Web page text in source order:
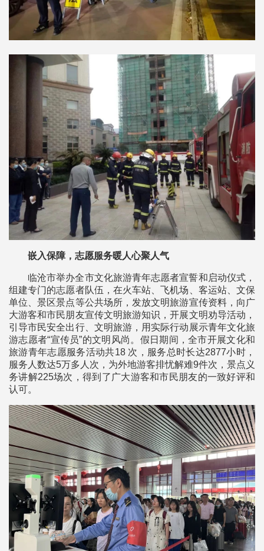
嵌入保障，志愿服务暖人心聚人气
临沧市举办全市文化旅游青年志愿者宣誓和启动仪式，
组建专门的志愿者队伍，在火车站、飞机场、客运站、文保
单位、景区景点等公共场所，发放文明旅游宣传资料，向广
大游客和市民朋友宣传文明旅游知识，开展文明劝导活动，
引导市民安全出行、文明旅游，用实际行动展示青年文化旅
游志愿者“宣传员”的文明风尚。假日期间，全市开展文化和
旅游青年志愿服务活动共18 次，服务总时长达2877小时，
服务人数达5万多人次，为外地游客排忧解难9件次，景点义
务讲解225场次，得到了广大游客和市民朋友的一致好评和
认可。